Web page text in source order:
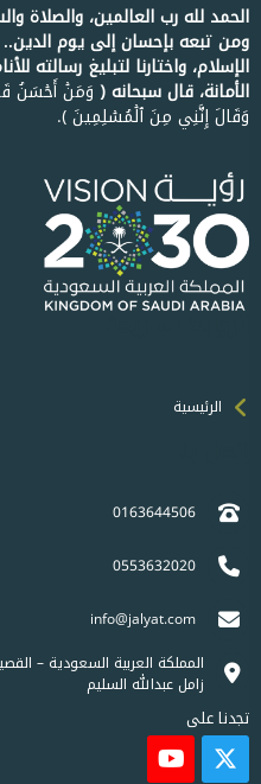
الحمد لله رب العالمين، والصلاة
ومن تبعه بإحسان إلى يوم
الإسلام، واختارنا لتبليغ رسالته
الأمانة، قال سبحانه ﴿ وَمَنۡ أَحۡسَنُ
وَقَالَ إِنَّنِي مِنَ ٱلۡمُسۡلِمِينَ ﴾.
الرئيسية
0163644506
0553632020
info@jalyat.com
المملكة العربية السعودية –
زامل عبدالله السليم
تجدنا على